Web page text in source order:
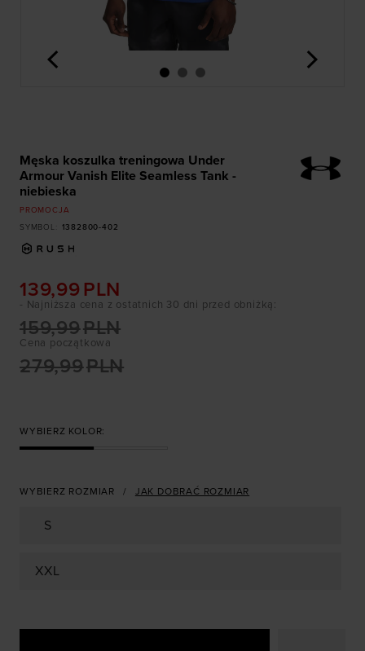
<
Męska koszulka treningowa Under
Armour Vanish Elite Seamless Tank -
niebieska
PROMOCJA
SYMBOL
1382800-402
139,99 PLN
Cena początkowa
279,99PLN
159,99PLN
- Najniższa cena z ostatnich 30 dni przed obniżką:
WYBIERZ KOLOR:
WYBIERZ ROZMIAR JAK DOBRAĆ ROZMIAR
S
XXL